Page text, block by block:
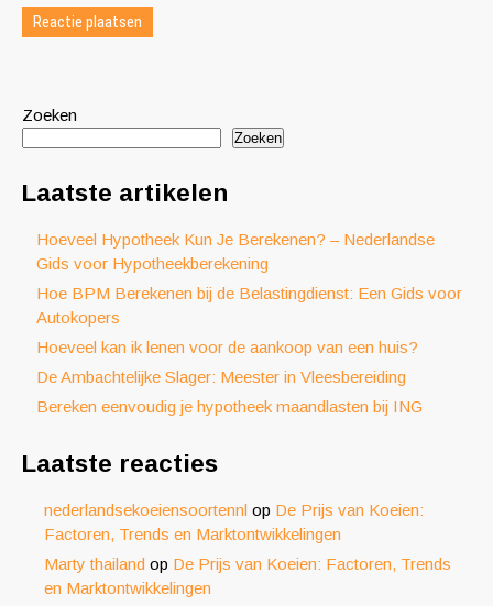
Zoeken
Zoeken
Laatste artikelen
Hoeveel Hypotheek Kun Je Berekenen? – Nederlandse
Gids voor Hypotheekberekening
Hoe BPM Berekenen bij de Belastingdienst: Een Gids voor
Autokopers
Hoeveel kan ik lenen voor de aankoop van een huis?
De Ambachtelijke Slager: Meester in Vleesbereiding
Bereken eenvoudig je hypotheek maandlasten bij ING
Laatste reacties
nederlandsekoeiensoortennl op De Prijs van Koeien:
Factoren, Trends en Marktontwikkelingen
Marty thailand op De Prijs van Koeien: Factoren, Trends
en Marktontwikkelingen